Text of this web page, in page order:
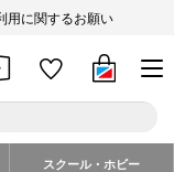
用に関するお願い
スクール・ホビー